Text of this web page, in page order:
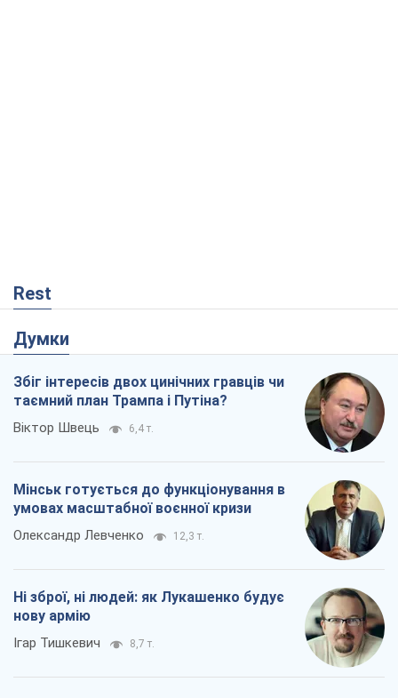
Rest
Думки
Збіг інтересів двох цинічних гравців чи
таємний план Трампа і Путіна?
Віктор Швець 6,4 т.
Мінськ готується до функціонування в
умовах масштабної воєнної кризи
Олександр Левченко 12,3 т.
Ні зброї, ні людей: як Лукашенко будує
нову армію
Ігар Тишкевич 8,7 т.